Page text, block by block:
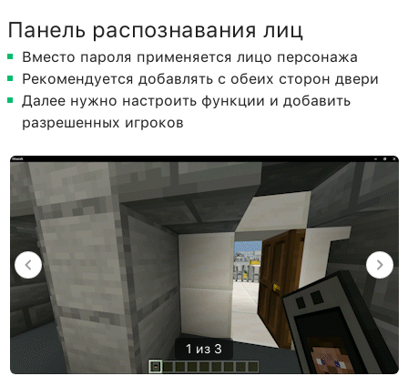
Панель распознавания лиц
Вместо пароля применяется лицо персонажа
Рекомендуется добавлять с обеих сторон двери
Далее нужно настроить функции и добавить
разрешенных игроков
1 из 3